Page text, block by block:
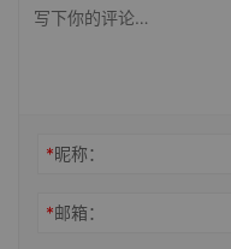
*昵称：
*邮箱：